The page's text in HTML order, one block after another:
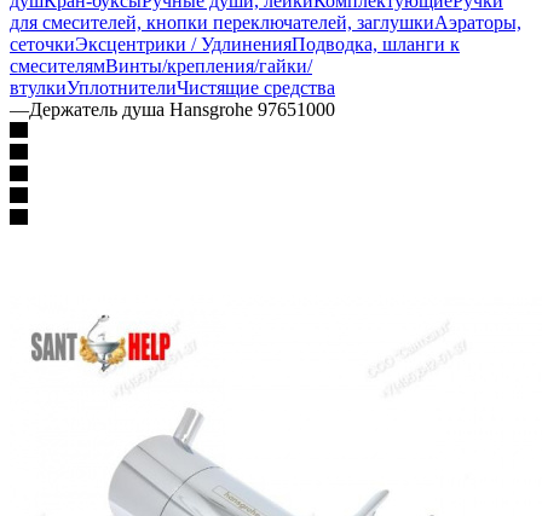
для смесителей, кнопки переключателей, заглушкиАэраторы,
сеточкиЭксцентрики / УдлиненияПодводка, шланги к
смесителямВинты/крепления/гайки/
втулкиУплотнителиЧистящие средства
—Держатель душа Hansgrohe 97651000